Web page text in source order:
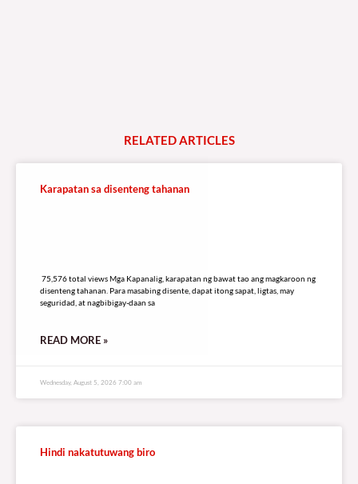
RELATEDARTICLES
Karapatan sa disenteng tahanan
75,576 total views Mga Kapanalig, karapatan ng bawat tao ang magkaroon ng
disenteng tahanan. Para masabing disente, dapat itong sapat, ligtas, may
seguridad, at nagbibigay-daan sa
READ MORE »
Wednesday, August 5, 2026 7:00 am
Hindi nakatutuwang biro